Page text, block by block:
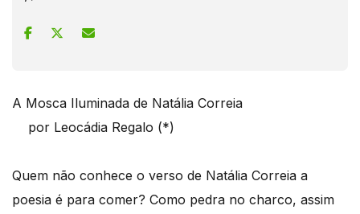
A Mosca Iluminada de Natália Correia
por Leocádia Regalo (*)
Quem não conhece o verso de Natália Correia a
poesia é para comer? Como pedra no charco, assim